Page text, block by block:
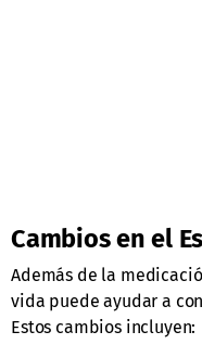
Cambios en el
Además de la
vida puede ayudar a
Estos cambios incluyen: